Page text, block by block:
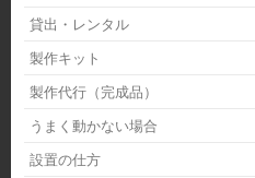
貸出・レンタル
製作キット
製作代行（完成品）
うまく動かない場合
設置の仕方